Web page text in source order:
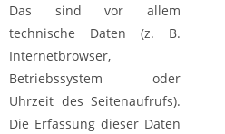
Das sind vor allem
technische Daten (z. B.
Internetbrowser,
Betriebssystem oder
Uhrzeit des Seitenaufrufs).
Die Erfassung dieser Daten